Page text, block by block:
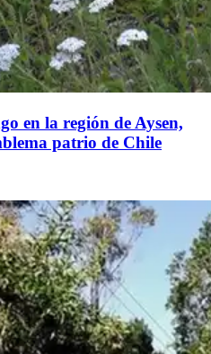
en la región de Aysen,
patrio de Chile